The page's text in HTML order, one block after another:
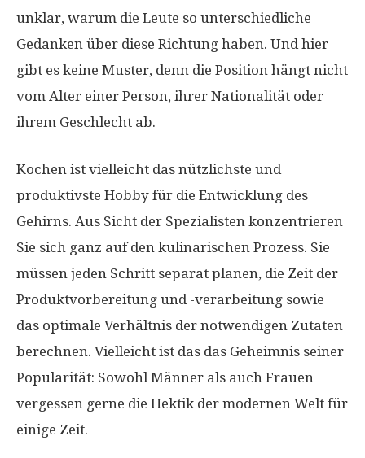
unklar, warum die Leute so unterschiedliche
Gedanken über diese Richtung haben. Und hier
gibt es keine Muster, denn die Position hängt nicht
vom Alter einer Person, ihrer Nationalität oder
ihrem Geschlecht ab.
Kochen ist vielleicht das nützlichste und
produktivste Hobby für die Entwicklung des
Gehirns. Aus Sicht der Spezialisten konzentrieren
Sie sich ganz auf den kulinarischen Prozess. Sie
müssen jeden Schritt separat planen, die Zeit der
Produktvorbereitung und -verarbeitung sowie
das optimale Verhältnis der notwendigen Zutaten
berechnen. Vielleicht ist das das Geheimnis seiner
Popularität: Sowohl Männer als auch Frauen
vergessen gerne die Hektik der modernen Welt für
einige Zeit.